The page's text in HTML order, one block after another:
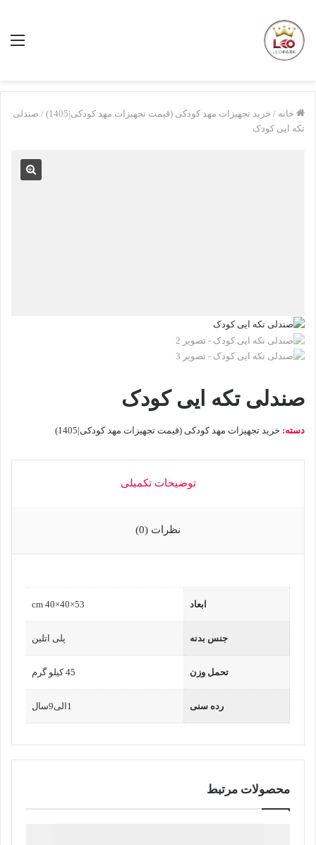
خانه / خرید تجهیزات مهد کودکی (قیمت تجهیزات مهد کودکی|1405) / صندلی
تکه ایی کودک
صندلی تکه ایی کودک
دسته: خرید تجهیزات مهد کودکی (قیمت تجهیزات مهد کودکی|1405)
توضیحات تکمیلی
نظرات (0)
ابعاد 53×40×40 cm
جنس بدنه پلی اتلین
تحمل وزن 45 کیلو گرم
رده سنی 1الی9سال
محصولات مرتبط